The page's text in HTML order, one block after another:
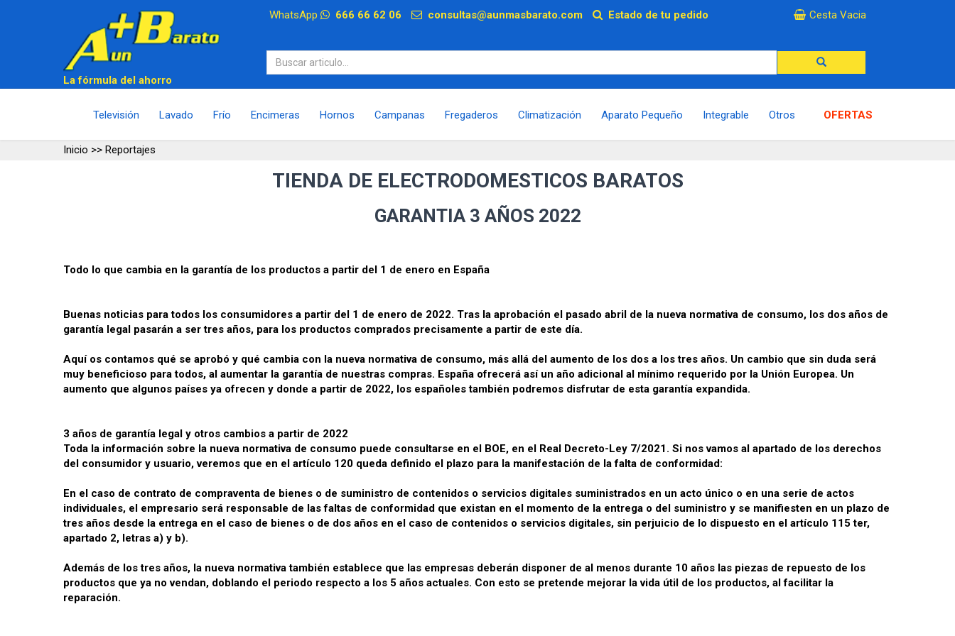
WhatsApp 666 66 62 06 consultas@aunmasbarato.com Estado de tu pedido Cesta Vacia
La fórmula del ahorro
Televisión Lavado Frío Encimeras Hornos Campanas Fregaderos Climatización Aparato Pequeño Integrable Otros OFERTAS
Inicio >> Reportajes
TIENDA DE ELECTRODOMESTICOS BARATOS
GARANTIA 3 AÑOS 2022
Todo lo que cambia en la garantía de los productos a partir del 1 de enero en España
Buenas noticias para todos los consumidores a partir del 1 de enero de 2022. Tras la aprobación el pasado abril de la nueva normativa de consumo, los dos años de
garantía legal pasarán a ser tres años, para los productos comprados precisamente a partir de este día.
Aquí os contamos qué se aprobó y qué cambia con la nueva normativa de consumo, más allá del aumento de los dos a los tres años. Un cambio que sin duda será
muy beneficioso para todos, al aumentar la garantía de nuestras compras. España ofrecerá así un año adicional al mínimo requerido por la Unión Europea. Un
aumento que algunos países ya ofrecen y donde a partir de 2022, los españoles también podremos disfrutar de esta garantía expandida.
3 años de garantía legal y otros cambios a partir de 2022
Toda la información sobre la nueva normativa de consumo puede consultarse en el BOE, en el Real Decreto-Ley 7/2021. Si nos vamos al apartado de los derechos
del consumidor y usuario, veremos que en el artículo 120 queda definido el plazo para la manifestación de la falta de conformidad:
En el caso de contrato de compraventa de bienes o de suministro de contenidos o servicios digitales suministrados en un acto único o en una serie de actos
individuales, el empresario será responsable de las faltas de conformidad que existan en el momento de la entrega o del suministro y se manifiesten en un plazo de
tres años desde la entrega en el caso de bienes o de dos años en el caso de contenidos o servicios digitales, sin perjuicio de lo dispuesto en el artículo 115 ter,
apartado 2, letras a) y b).
Además de los tres años, la nueva normativa también establece que las empresas deberán disponer de al menos durante 10 años las piezas de repuesto de los
productos que ya no vendan, doblando el periodo respecto a los 5 años actuales. Con esto se pretende mejorar la vida útil de los productos, al facilitar la
reparación.